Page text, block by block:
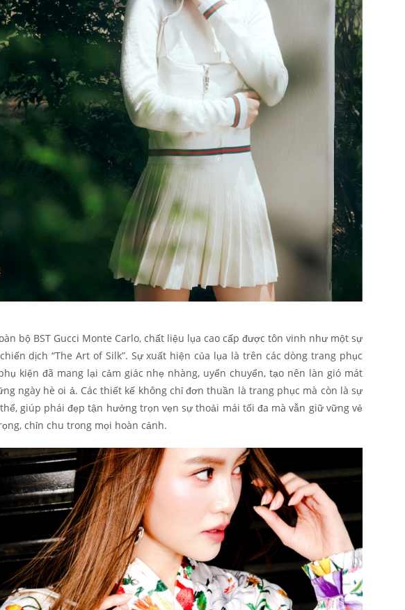
bộ BST Gucci Monte Carlo, chất liệu lụa cao cấp được tôn vinh như một sự
dịch “The Art of Silk”. Sự xuất hiện của lụa là trên các dòng trang phục
kiện đã mang lại cảm giác nhẹ nhàng, uyển chuyển, tạo nên làn gió mát
ngày hè oi ả. Các thiết kế không chỉ đơn thuần là trang phục mà còn là sự
giúp phái đẹp tận hưởng trọn vẹn sự thoải mái tối đa mà vẫn giữ vững vẻ
chỉn chu trong mọi hoàn cảnh.